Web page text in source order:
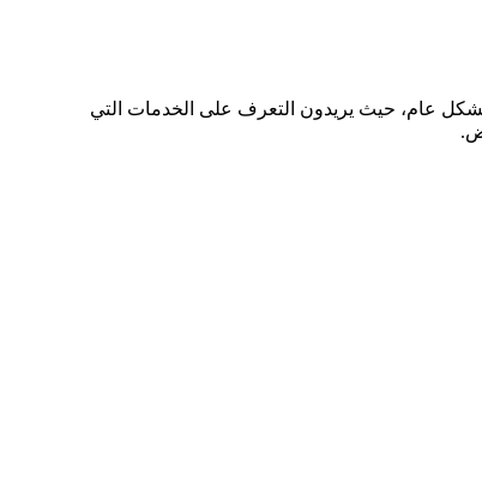
بشكل عام، حيث يريدون التعرف على الخدمات التي